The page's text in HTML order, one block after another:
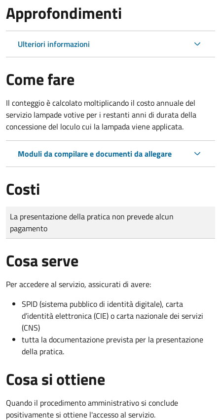
Approfondimenti
Ulteriori informazioni
Come fare
Il conteggio è calcolato moltiplicando il costo annuale del
servizio lampade votive per i restanti anni di durata della
concessione del loculo cui la lampada viene applicata.
Moduli da compilare e documenti da allegare
Costi
Tipo di pagamento
Importo
La presentazione della pratica non prevede alcun
pagamento
Cosa serve
Per accedere al servizio, assicurati di avere:
SPID (sistema pubblico di identità digitale), carta
d’identità elettronica (CIE) o carta nazionale dei servizi
(CNS)
tutta la documentazione prevista per la presentazione
della pratica.
Cosa si ottiene
Quando il procedimento amministrativo si conclude
positivamente si ottiene l'accesso al servizio.